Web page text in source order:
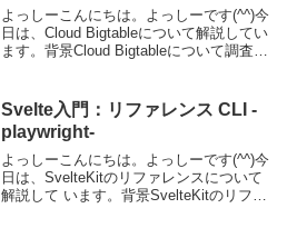
よっしーこんにちは。よっしーです(^^)今
日は、Cloud Bigtableについて解説してい
ます。背景Cloud Bigtableについて調査す
Bigtable...
Svelte入門：リファレンス CLI -
playwright-
よっしーこんにちは。よっしーです(^^)今
日は、SvelteKitのリファレンスについて
解説して います。背景SvelteKitのリファ